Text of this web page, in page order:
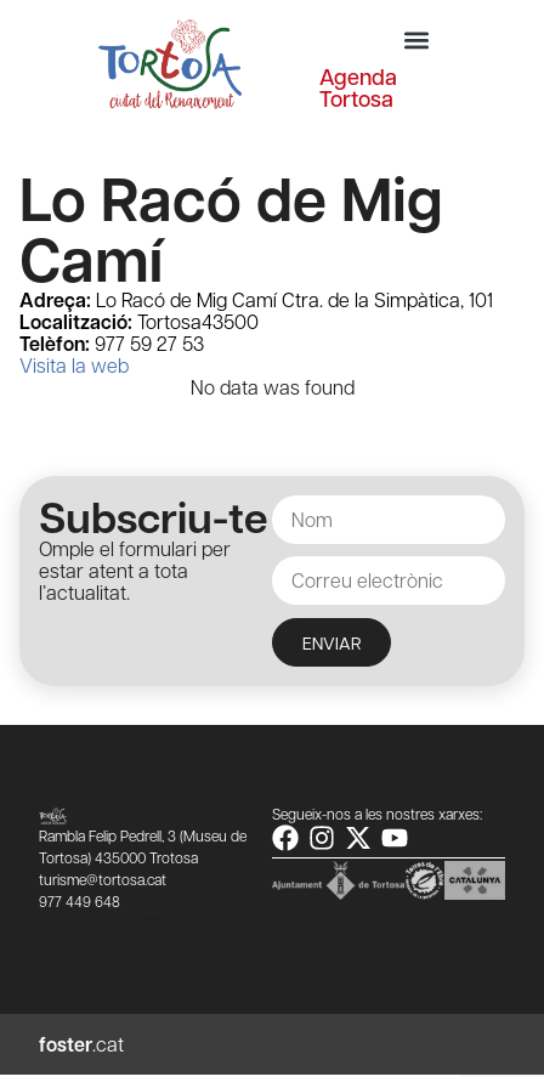
Agenda
Tortosa
Lo Racó de Mig
Camí
Adreça: Lo Racó de Mig Camí Ctra. de la Simpàtica, 101
Localització: Tortosa43500
Telèfon: 977 59 27 53
Visita la web
No data was found
Subscriu-te
Omple el formulari per
estar atent a tota
l’actualitat.
ENVIAR
Rambla Felip Pedrell, 3 (Museu de
Tortosa) 435000 Trotosa
turisme@tortosa.cat
977 449 648
Segueix-nos a les nostres xarxes:
foster.cat